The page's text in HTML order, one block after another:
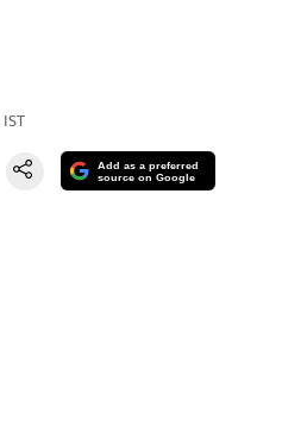
IST
Add as a preferred
source on Google